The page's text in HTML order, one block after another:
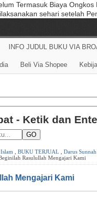
Termasuk Biaya Ongkos
sehari setelah
INFO JUDUL BUKU VIA
Beli Via Shopee
- Ketik dan
GO
BUKU TERJUAL Darus Sunnah
Rasulullah Mengajari Kami
Mengajari Kami